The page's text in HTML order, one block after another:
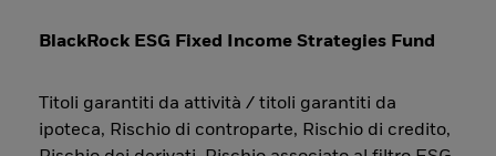
BlackRock ESG Fixed Income Strategies Fund
Titoli garantiti da attività / titoli garantiti da
ipoteca, Rischio di controparte, Rischio di credito,